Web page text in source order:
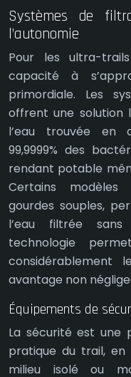
Systèmes de
l’autonomie
Pour les ultra-
capacité à
primordiale. Les
offrent une solution
l’eau trouvée en
99,9999% des
rendant potable
Certains modèles
gourdes souples,
l’eau filtrée
technologie
considérablement
avantage non
Équipements de
La sécurité est une
pratique du trail,
milieu isolé ou